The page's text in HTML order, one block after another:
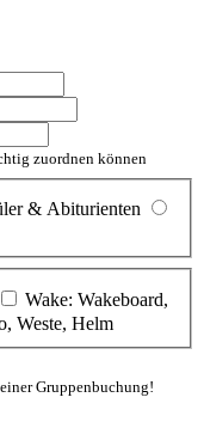
zuordnen können
& Abiturienten
Wake: Wakeboard,
Weste, Helm
Gruppenbuchung!